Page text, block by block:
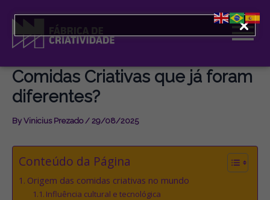
content
Comidas Criativas que já foram
diferentes?
By Vinicius Prezado/ 29/08/2025
Conteúdo da Página
Origem das comidas criativas no mundo
Influência cultural e tecnológica